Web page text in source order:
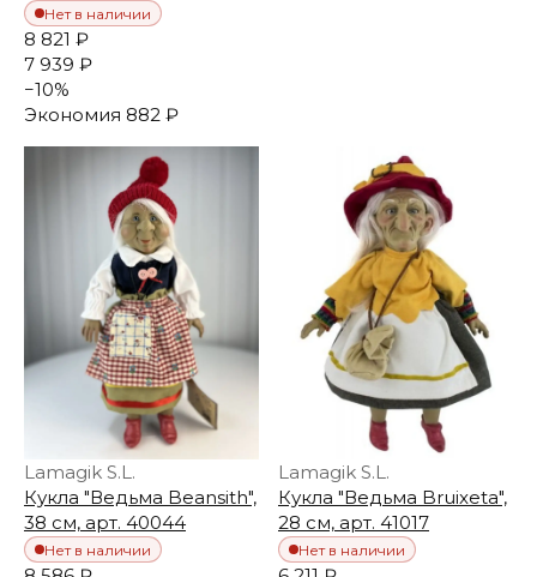
Нет в наличии
8 821 ₽
7 939 ₽
−10%
Экономия 882 ₽
Lamagik S.L.
Кукла "Ведьма Beansith",
38 см, арт. 40044
Нет в наличии
Lamagik S.L.
Кукла "Ведьма Bruixeta",
28 см, арт. 41017
Нет в наличии